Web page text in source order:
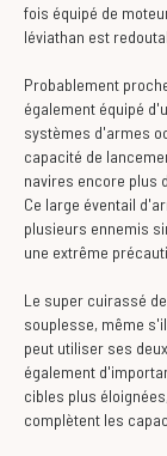
fois équipé de
léviathan est
Probablement
également équipé
systèmes d'armes
capacité de
navires encore plus
Ce large éventail
plusieurs ennemis
une extrême
Le super cuirassé
souplesse, même
peut utiliser ses
également
cibles plus
complètent les